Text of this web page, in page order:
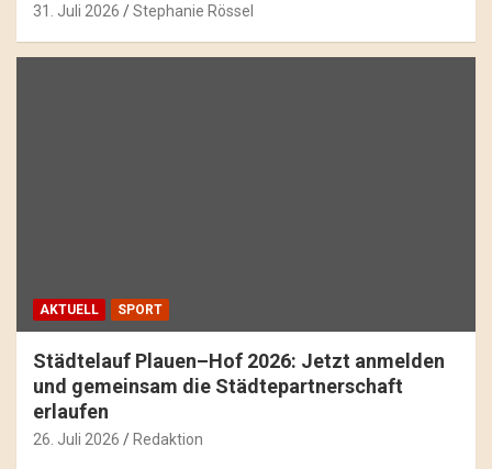
31. Juli 2026 Stephanie Rössel
AKTUELL SPORT
Städtelauf Plauen–Hof 2026: Jetzt anmelden
und gemeinsam die Städtepartnerschaft
erlaufen
26. Juli 2026 Redaktion